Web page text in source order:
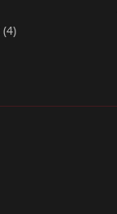
(4)